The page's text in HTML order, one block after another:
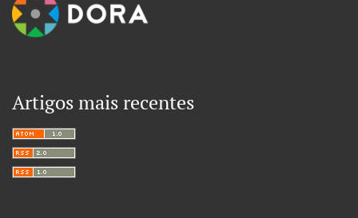
Artigos mais recentes